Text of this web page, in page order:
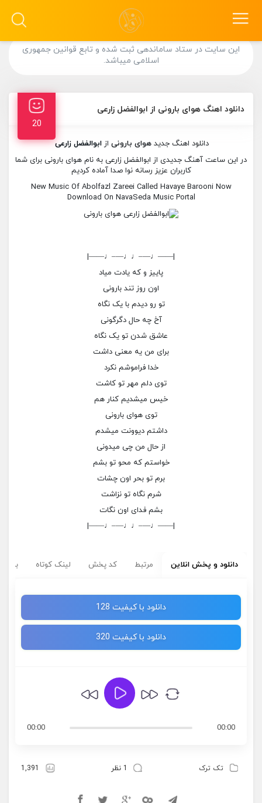
این سایت در ستاد ساماندهی ثبت شده و تابع قوانین جمهوری
اسلامی میباشد.
دانلود اهنگ هوای بارونی از ابوالفضل زارعی
20
دانلود اهنگ جدیدهوای بارونی ازابوالفضل زارعی
در این ساعت آهنگ جدیدی از ابوالفضل زارعی به نام هوای بارونی برای شما
کاربران عزیز رسانه نوا صدا آماده کردیم
New Music Of Abolfazl Zareei Called Havaye Barooni Now
Download On NavaSeda Music Portal
|——♩—–♩♩—–♩——|
پاییز و که یادت میاد
اون روز تند بارونی
تو رو دیدم با یک نگاه
آخ چه حال دگرگونی
عاشق شدن تو یک نگاه
برای من یه معنی داشت
خدا فراموشم نکرد
توی دلم مهر تو کاشت
خیس میشدیم کنار هم
توی هوای بارونی
داشتم دیوونت میشدم
از حال من چی میدونی
خواستم که محو تو بشم
برم تو بحر اون چشات
شرم نگاه تو نزاشت
بشم فدای اون نگات
|——♩—–♩♩—–♩——|
دانلود و پخش انلاین مرتبط کد پخش لینک کوتاه
دانلود با کیفیت 128
دانلود با کیفیت 320
00:00
00:00
تک ترک 1 نظر 1,391